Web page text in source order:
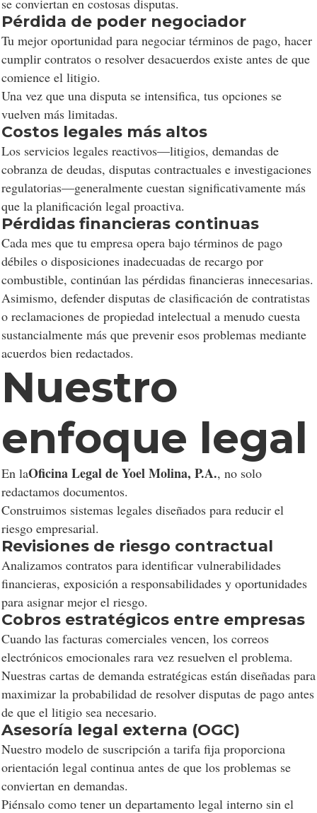
se conviertan en costosas disputas.
Pérdida de poder negociador
Tu mejor oportunidad para negociar términos de pago, hacer
cumplir contratos o resolver desacuerdos existe antes de que
comience el litigio.
Una vez que una disputa se intensifica, tus opciones se
vuelven más limitadas.
Costos legales más altos
Los servicios legales reactivos—litigios, demandas de
cobranza de deudas, disputas contractuales e investigaciones
regulatorias—generalmente cuestan significativamente más
que la planificación legal proactiva.
Pérdidas financieras continuas
Cada mes que tu empresa opera bajo términos de pago
débiles o disposiciones inadecuadas de recargo por
combustible, continúan las pérdidas financieras innecesarias.
Asimismo, defender disputas de clasificación de contratistas
o reclamaciones de propiedad intelectual a menudo cuesta
sustancialmente más que prevenir esos problemas mediante
acuerdos bien redactados.
Nuestro
enfoque legal
En laOficina Legal de Yoel Molina, P.A., no solo
redactamos documentos.
Construimos sistemas legales diseñados para reducir el
riesgo empresarial.
Revisiones de riesgo contractual
Analizamos contratos para identificar vulnerabilidades
financieras, exposición a responsabilidades y oportunidades
para asignar mejor el riesgo.
Cobros estratégicos entre empresas
Cuando las facturas comerciales vencen, los correos
electrónicos emocionales rara vez resuelven el problema.
Nuestras cartas de demanda estratégicas están diseñadas para
maximizar la probabilidad de resolver disputas de pago antes
de que el litigio sea necesario.
Asesoría legal externa (OGC)
Nuestro modelo de suscripción a tarifa fija proporciona
orientación legal continua antes de que los problemas se
conviertan en demandas.
Piénsalo como tener un departamento legal interno sin el
Consentimiento a las
cookies
Las cookies son pequeños archivos de datos
almacenados en su dispositivo mientras navega por
sitios web. Las utilizamos para mejorar la
funcionalidad del sitio, personalizar el contenido y
analizar el tráfico del sitio.
Personalizar Permitir todo